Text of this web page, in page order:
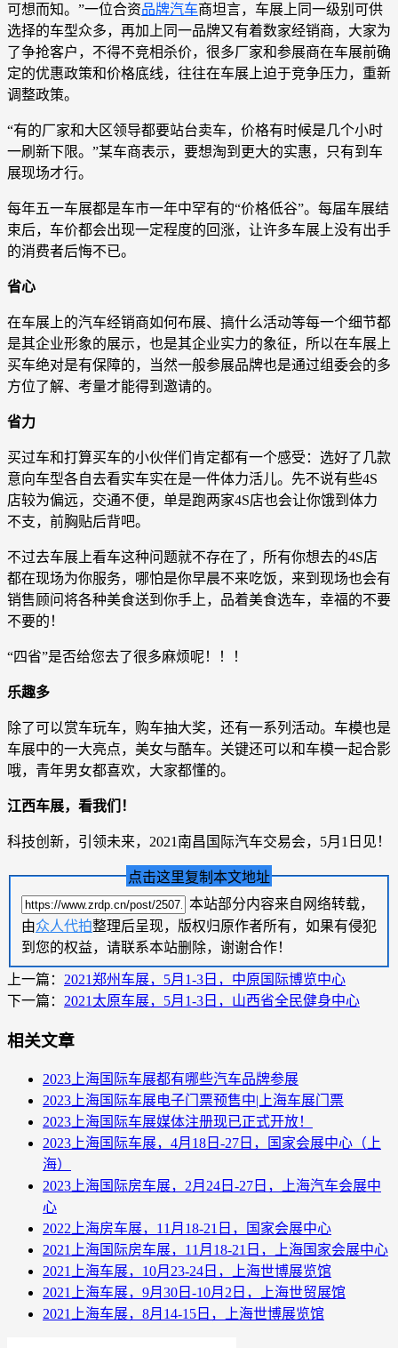
可想而知。”一位合资品牌汽车商坦言，车展上同一级别可供
选择的车型众多，再加上同一品牌又有着数家经销商，大家为
了争抢客户，不得不竞相杀价，很多厂家和参展商在车展前确
定的优惠政策和价格底线，往往在车展上迫于竞争压力，重新
调整政策。
“有的厂家和大区领导都要站台卖车，价格有时候是几个小时
一刷新下限。”某车商表示，要想淘到更大的实惠，只有到车
展现场才行。
每年五一车展都是车市一年中罕有的“价格低谷”。每届车展结
束后，车价都会出现一定程度的回涨，让许多车展上没有出手
的消费者后悔不已。
省心
在车展上的汽车经销商如何布展、搞什么活动等每一个细节都
是其企业形象的展示，也是其企业实力的象征，所以在车展上
买车绝对是有保障的，当然一般参展品牌也是通过组委会的多
方位了解、考量才能得到邀请的。
省力
买过车和打算买车的小伙伴们肯定都有一个感受：选好了几款
意向车型各自去看实车实在是一件体力活儿。先不说有些4S
店较为偏远，交通不便，单是跑两家4S店也会让你饿到体力
不支，前胸贴后背吧。
不过去车展上看车这种问题就不存在了，所有你想去的4S店
都在现场为你服务，哪怕是你早晨不来吃饭，来到现场也会有
销售顾问将各种美食送到你手上，品着美食选车，幸福的不要
不要的！
“四省”是否给您去了很多麻烦呢！！！
乐趣多
除了可以赏车玩车，购车抽大奖，还有一系列活动。车模也是
车展中的一大亮点，美女与酷车。关键还可以和车模一起合影
哦，青年男女都喜欢，大家都懂的。
江西车展，看我们！
科技创新，引领未来，2021南昌国际汽车交易会，5月1日见！
点击这里复制本文地址
本站部分内容来自网络转载，
由众人代拍整理后呈现，版权归原作者所有，如果有侵犯
到您的权益，请联系本站删除，谢谢合作！
上一篇： 2021郑州车展，5月1-3日，中原国际博览中心
下一篇： 2021太原车展，5月1-3日，山西省全民健身中心
相关文章
2023上海国际车展都有哪些汽车品牌参展
2023上海国际车展电子门票预售中|上海车展门票
2023上海国际车展媒体注册现已正式开放！
2023上海国际车展，4月18日-27日，国家会展中心（上
海）
2023上海国际房车展，2月24日-27日，上海汽车会展中
心
2022上海房车展，11月18-21日，国家会展中心
2021上海国际房车展，11月18-21日，上海国家会展中心
2021上海车展，10月23-24日，上海世博展览馆
2021上海车展，9月30日-10月2日，上海世贸展馆
2021上海车展，8月14-15日，上海世博展览馆